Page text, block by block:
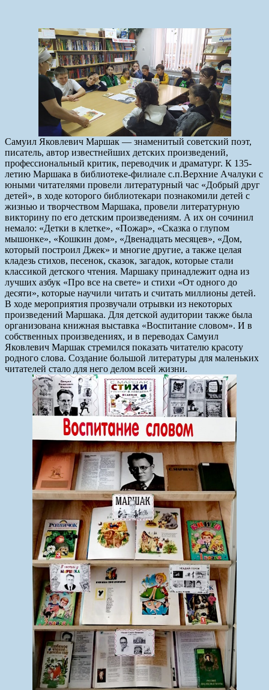
Самуил Яковлевич Маршак — знаменитый советский поэт,
писатель, автор известнейших детских произведений,
профессиональный критик, переводчик и драматург. К 135-
летию Маршака в библиотеке-филиале с.п.Верхние Ачалуки с
юными читателями провели литературный час «Добрый друг
детей», в ходе которого библиотекари познакомили детей с
жизнью и творчеством Маршака, провели литературную
викторину по его детским произведениям. А их он сочинил
немало: «Детки в клетке», «Пожар», «Сказка о глупом
мышонке», «Кошкин дом», «Двенадцать месяцев», «Дом,
который построил Джек» и многие другие, а также целая
кладезь стихов, песенок, сказок, загадок, которые стали
классикой детского чтения. Маршаку принадлежит одна из
лучших азбук «Про все на свете» и стихи «От одного до
десяти», которые научили читать и считать миллионы детей.
В ходе мероприятия прозвучали отрывки из некоторых
произведений Маршака. Для детской аудитории также была
организована книжная выставка «Воспитание словом». И в
собственных произведениях, и в переводах Самуил
Яковлевич Маршак стремился показать читателю красоту
родного слова. Создание большой литературы для маленьких
читателей стало для него делом всей жизни.